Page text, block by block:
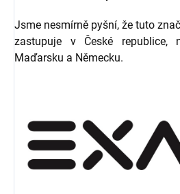
Jsme nesmírně pyšní, že tuto
zastupuje v České republice,
Maďarsku a Německu.